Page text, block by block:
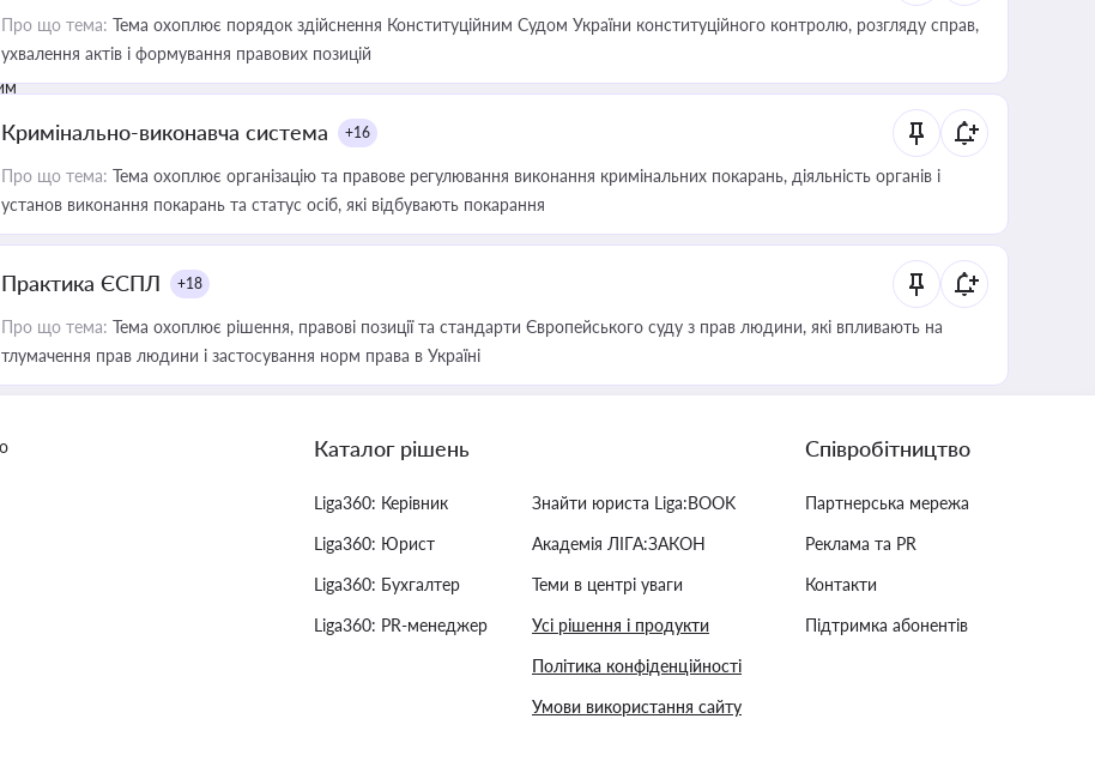
Про що тема: Тема охоплює порядок здійснення Конституційним Судом України конституційного контролю, розгляду справ,
ухвалення актів і формування правових позицій
Кримінально-виконавча система +16
Про що тема: Тема охоплює організацію та правове регулювання виконання кримінальних покарань, діяльність органів і
установ виконання покарань та статус осіб, які відбувають покарання
Практика ЄСПЛ +18
Про що тема: Тема охоплює рішення, правові позиції та стандарти Європейського суду з прав людини, які впливають на
тлумачення прав людини і застосування норм права в Україні
Каталог рішень
Liga360: Керівник
Liga360: Юрист
Liga360: Бухгалтер
Liga360: PR-менеджер
Знайти юриста Liga:BOOK
Академія ЛІГА:ЗАКОН
Теми в центрі уваги
Усі рішення і продукти
Політика конфіденційності
Умови використання сайту
Співробітництво
Партнерська мережа
Реклама та PR
Контакти
Підтримка абонентів